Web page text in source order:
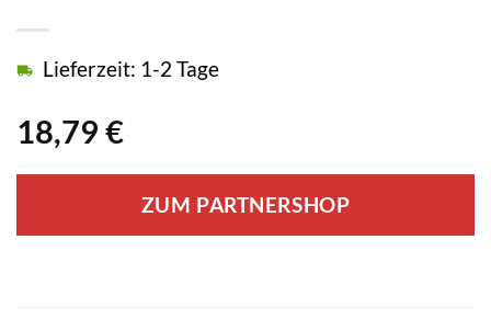
18,79 €
Lieferzeit: 1-2 Tage
ZUM PARTNERSHOP